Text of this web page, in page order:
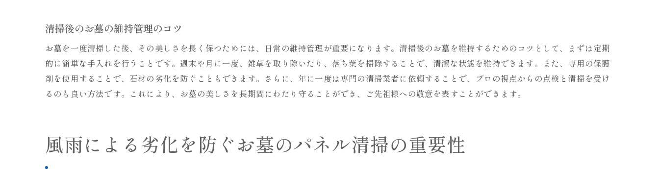
定期的なパネル清掃がお墓を長持ちさせる理由
定期清掃がもたらすお墓の保護効果
長持ちするお墓を維持するための習慣
プロによる定期清掃の重要性
清掃後のお墓の維持管理のコツ
お墓を一度清掃した後、その美しさを長く保つためには、日常の維持管理が重要になります。清掃後のお墓を維持するためのコツとして、まずは定期
的に簡単な手入れを行うことです。週末や月に一度、雑草を取り除いたり、落ち葉を掃除することで、清潔な状態を維持できます。また、専用の保護
剤を使用することで、石材の劣化を防ぐこともできます。さらに、年に一度は専門の清掃業者に依頼することで、プロの視点からの点検と清掃を受け
るのも良い方法です。これにより、お墓の美しさを長期間にわたり守ることができ、ご先祖様への敬意を表すことができます。
風雨による劣化を防ぐお墓のパネル清掃の重要性